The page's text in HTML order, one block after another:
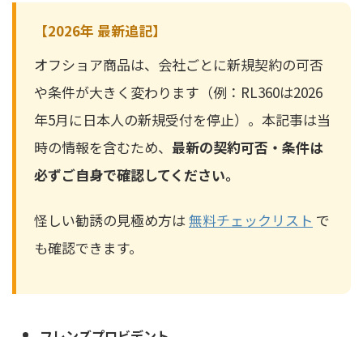
【2026年 最新追記】
オフショア商品は、会社ごとに新規契約の可否
や条件が大きく変わります（例：RL360は2026
年5月に日本人の新規受付を停止）。本記事は当
時の情報を含むため、 最新の契約可否・条件は
必ずご自身で確認してください。
怪しい勧誘の見極め方は無料チェックリスト で
も確認できます。